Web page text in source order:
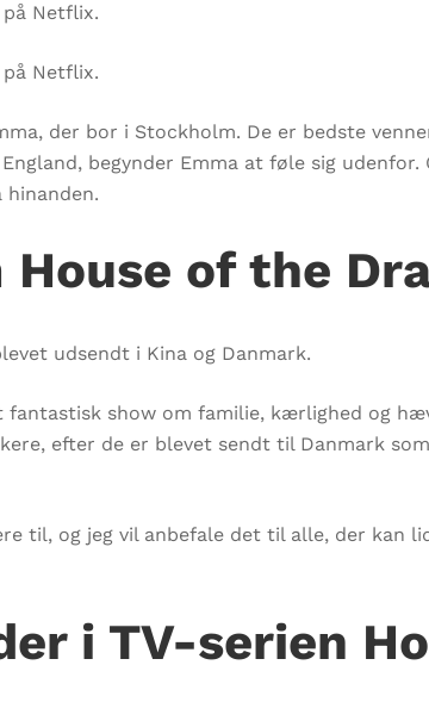
Netflix.
Netflix.
der bor i Stockholm. De er bedste
begynder Emma at føle sig udenfor.
hinanden.
of the
udsendt i Kina og Danmark.
show om familie, kærlighed og
efter de er blevet sendt til Danmark
til, og jeg vil anbefale det til alle, der kan
i TV-serien